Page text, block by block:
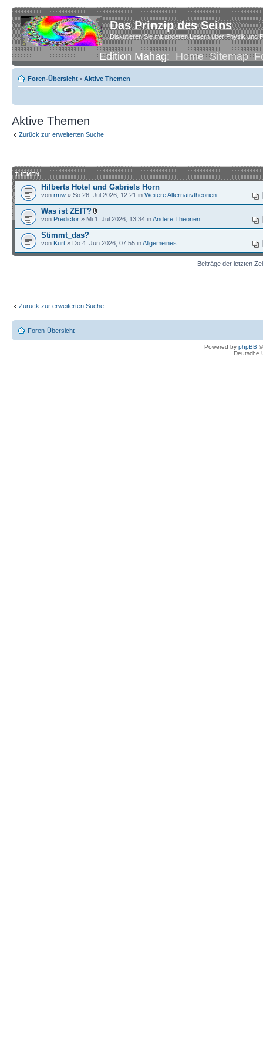
Das Prinzip des Seins
Diskutieren Sie mit anderen Lesern über Physik und
Edition Mahag:Home Sitemap
Foren-Übersicht • Aktive Themen
Aktive Themen
Zurück zur erweiterten Suche
THEMEN
Hilberts Hotel und Gabriels Horn
von rmw » So 26. Jul 2026, 12:21 in Weitere Alternativtheorien
Was ist ZEIT?
von Predictor » Mi 1. Jul 2026, 13:34 inAndere Theorien
Stimmt_das?
von Kurt » Do 4. Jun 2026, 07:55 inAllgemeines
Beiträge der letzten
Zurück zur erweiterten Suche
Foren-Übersicht
Powered by phpBB
Deutsche